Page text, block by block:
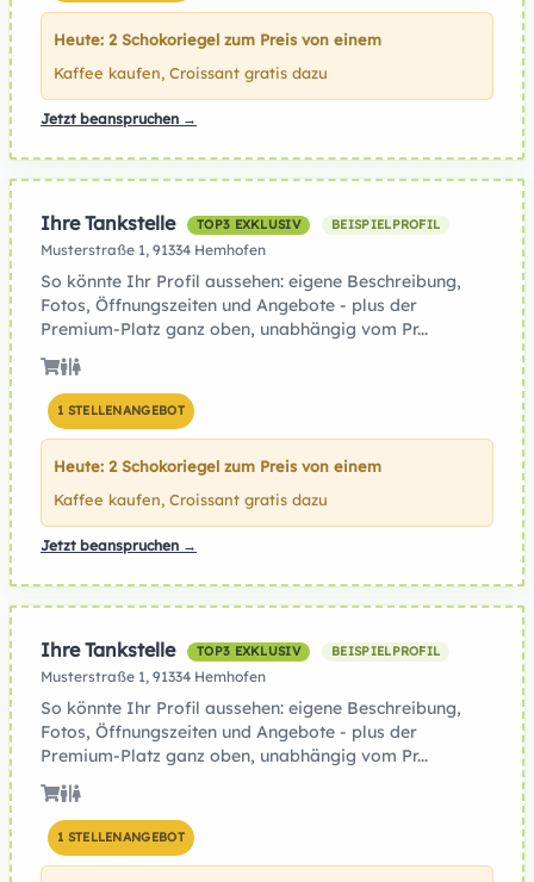
Heute: 2 Schokoriegel zum Preis von einem
Kaffee kaufen, Croissant gratis dazu
Jetzt beanspruchen →
Ihre Tankstelle TOP3 EXKLUSIV BEISPIELPROFIL
Musterstraße 1, 91334 Hemhofen
So könnte Ihr Profil aussehen: eigene Beschreibung,
Fotos, Öffnungszeiten und Angebote - plus der
Premium-Platz ganz oben, unabhängig vom Pr...
1 STELLENANGEBOT
Heute: 2 Schokoriegel zum Preis von einem
Kaffee kaufen, Croissant gratis dazu
Jetzt beanspruchen →
Ihre Tankstelle TOP3 EXKLUSIV BEISPIELPROFIL
Musterstraße 1, 91334 Hemhofen
So könnte Ihr Profil aussehen: eigene Beschreibung,
Fotos, Öffnungszeiten und Angebote - plus der
Premium-Platz ganz oben, unabhängig vom Pr...
1 STELLENANGEBOT